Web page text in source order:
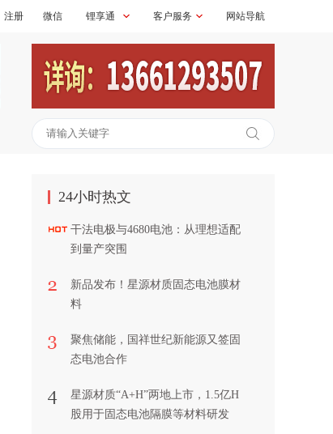
注册 微信 锂享通 客户服务 网站导航
24小时热文
干法电极与4680电池：从理想适配
到量产突围
新品发布！星源材质固态电池膜材
料
聚焦储能，国祥世纪新能源又签固
态电池合作
星源材质“A+H”两地上市，1.5亿H
股用于固态电池隔膜等材料研发